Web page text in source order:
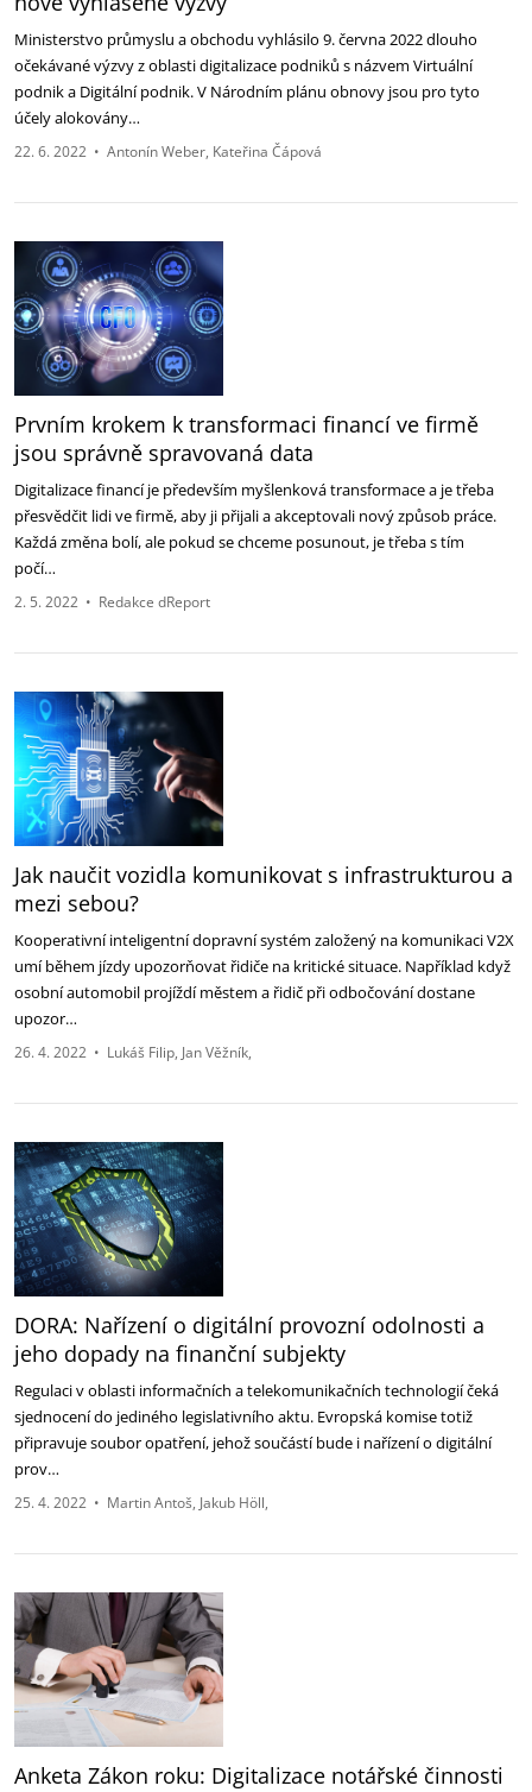
Ministerstvo průmyslu a obchodu vyhlásilo 9. června 2022 dlouho
očekávané výzvy z oblasti digitalizace podniků s názvem Virtuální
podnik a Digitální podnik. V Národním plánu obnovy jsou pro tyto
účely alokovány…
22. 6. 2022 • Antonín Weber Kateřina Čápová
Prvním krokem k transformaci financí ve firmě
jsou správně spravovaná data
Digitalizace financí je především myšlenková transformace a je třeba
přesvědčit lidi ve firmě, aby ji přijali a akceptovali nový způsob práce.
Každá změna bolí, ale pokud se chceme posunout, je třeba s tím
počí…
2. 5. 2022 • Redakce dReport
Jak naučit vozidla komunikovat s infrastrukturou a
mezi sebou?
Kooperativní inteligentní dopravní systém založený na komunikaci V2X
umí během jízdy upozorňovat řidiče na kritické situace. Například když
osobní automobil projíždí městem a řidič při odbočování dostane
upozor…
26. 4. 2022 • Lukáš Filip Jan Věžník
DORA: Nařízení o digitální provozní odolnosti a
jeho dopady na finanční subjekty
Regulaci v oblasti informačních a telekomunikačních technologií čeká
sjednocení do jediného legislativního aktu. Evropská komise totiž
připravuje soubor opatření, jehož součástí bude i nařízení o digitální
prov…
25. 4. 2022 • Martin Antoš Jakub Höll
Anketa Zákon roku: Digitalizace notářské činnosti